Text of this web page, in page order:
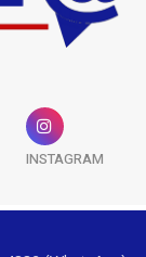
INSTAGRAM